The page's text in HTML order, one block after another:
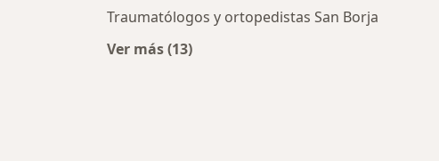
Traumatólogos y ortopedistas San Borja
Ver más (13)